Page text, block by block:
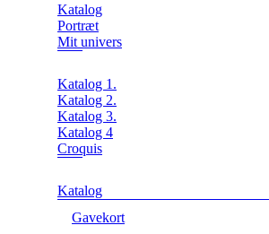
Katalog
Portræt
Mit univers
Katalog 1.
Katalog 2.
Katalog 3.
Katalog 4
Croquis
Katalog
Gavekort